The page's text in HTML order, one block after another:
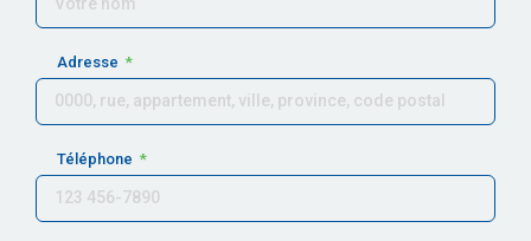
Adresse
Téléphone